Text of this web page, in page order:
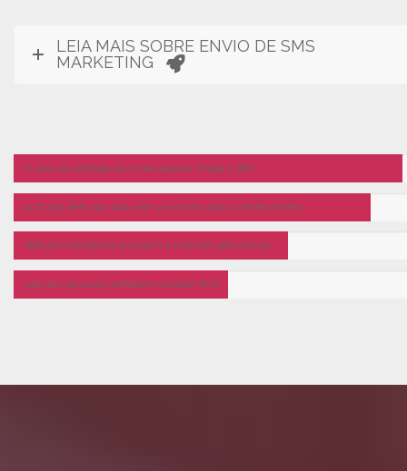
LEIA MAIS SOBRE ENVIO DE SMS
MARKETING
A taxa de entrega das mensagens chega a 98%
90% dos SMS são lidos em 3 minutos após o recebimento
69% dos brasileiros acessam a internet pelo celular
54% das pessoas preferem receber SMS